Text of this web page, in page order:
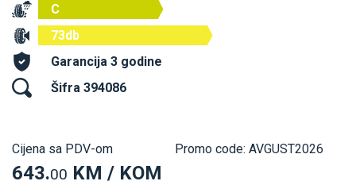
C
73db
Garancija 3 godine
Šifra 394086
Cijena sa PDV-om
643.00 KM / KOM
Promo code: AVGUST2026